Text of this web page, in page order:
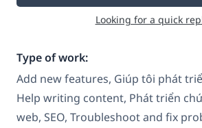
Looking for a quick
Type of work:
Add new features, Giúp tôi phát
Help writing content, Phát triển
web, SEO, Troubleshoot and fix